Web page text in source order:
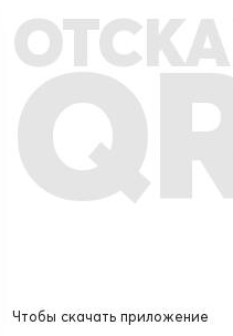
Чтобы скачать приложение